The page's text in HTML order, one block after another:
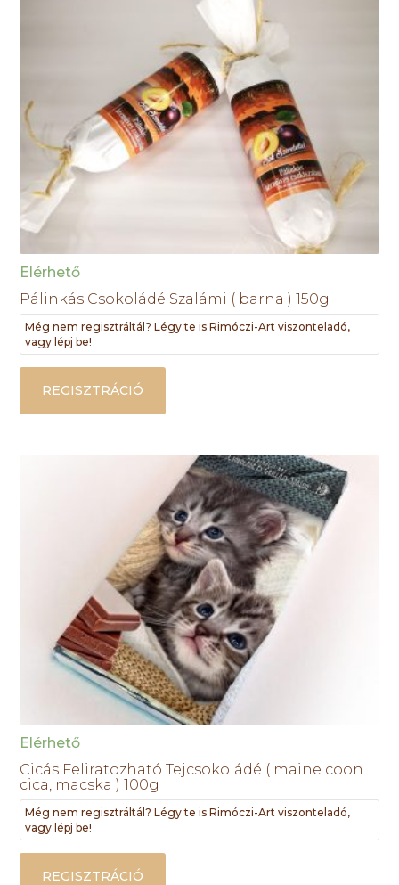
Elérhető
Pálinkás Csokoládé Szalámi ( barna ) 150g
Még nem regisztráltál? Légy te is Rimóczi-Art viszonteladó,
vagy lépj be!
REGISZTRÁCIÓ
Elérhető
Cicás Feliratozható Tejcsokoládé ( maine coon
cica, macska ) 100g
Még nem regisztráltál? Légy te is Rimóczi-Art viszonteladó,
vagy lépj be!
REGISZTRÁCIÓ